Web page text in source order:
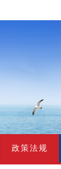
政策法规